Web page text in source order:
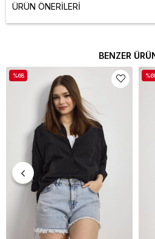
ÜRÜN ÖNERILERI
BENZER
%68